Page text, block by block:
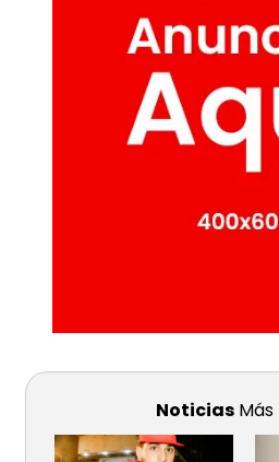
Noticias Más